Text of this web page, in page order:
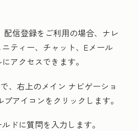
配信登録をご利用の場合、ナレ
ティー、チャット、Eメール
アクセスできます。
、右上のメイン ナビゲーショ
プアイコンをクリックします。
ドに質問を入力します。